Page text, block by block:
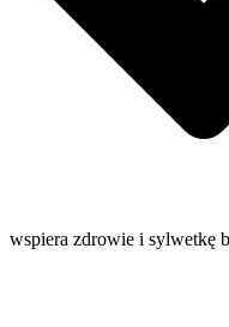
wspiera zdrowie i sylwetkę